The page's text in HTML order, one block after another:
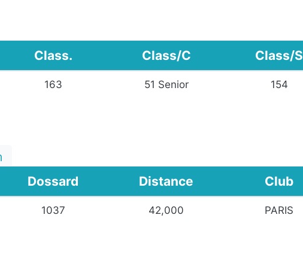
Class. Class/C Class/S
163 51 Senior 154
Dossard Distance Club
1037 42,000 PARIS